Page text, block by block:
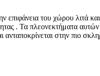
του χώρου λιτά
. Τα πλεονεκτήματα
στην πιο